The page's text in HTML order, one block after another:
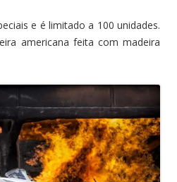
e é limitado a 100 unidades.
americana feita com madeira